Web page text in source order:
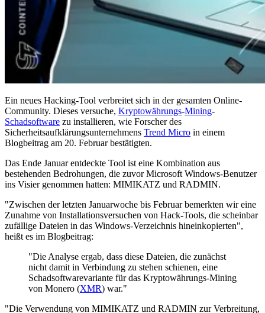
Ein neues Hacking-Tool verbreitet sich in der gesamten Online-
Community. Dieses versuche, Kryptowährungs-Mining-
Schadsoftware zu installieren, wie Forscher des
Sicherheitsaufklärungsunternehmens Trend Micro in einem
Blogbeitrag am 20. Februar bestätigten.
Das Ende Januar entdeckte Tool ist eine Kombination aus
bestehenden Bedrohungen, die zuvor Microsoft Windows-Benutzer
ins Visier genommen hatten: MIMIKATZ und RADMIN.
"Zwischen der letzten Januarwoche bis Februar bemerkten wir eine
Zunahme von Installationsversuchen von Hack-Tools, die scheinbar
zufällige Dateien in das Windows-Verzeichnis hineinkopierten",
heißt es im Blogbeitrag:
"Die Analyse ergab, dass diese Dateien, die zunächst
nicht damit in Verbindung zu stehen schienen, eine
Schadsoftwarevariante für das Kryptowährungs-Mining
von Monero (XMR) war."
"Die Verwendung von MIMIKATZ und RADMIN zur Verbreitung,